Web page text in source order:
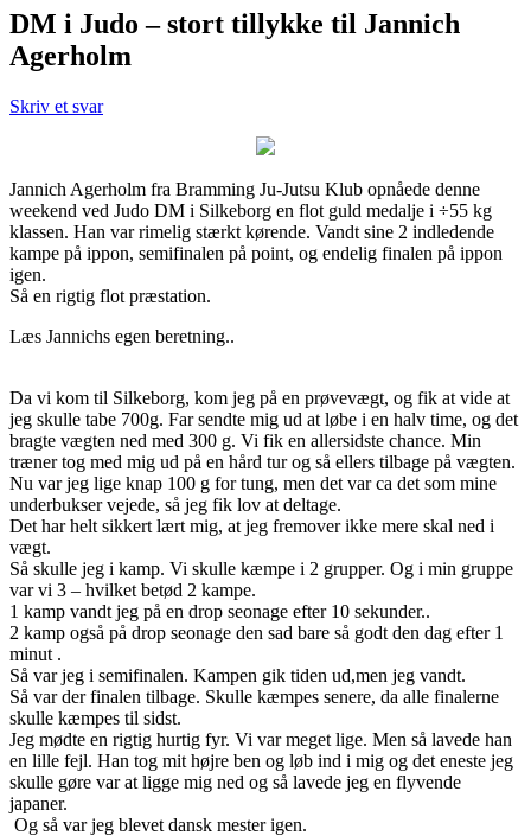
DM i Judo – stort tillykke til Jannich
Agerholm
Skriv et svar
Jannich Agerholm fra Bramming Ju-Jutsu Klub opnåede denne
weekend ved Judo DM i Silkeborg en flot guld medalje i ÷55 kg
klassen. Han var rimelig stærkt kørende. Vandt sine 2 indledende
kampe på ippon, semifinalen på point, og endelig finalen på ippon
igen.
Så en rigtig flot præstation.
Læs Jannichs egen beretning..
Da vi kom til Silkeborg, kom jeg på en prøvevægt, og fik at vide at
jeg skulle tabe 700g. Far sendte mig ud at løbe i en halv time, og det
bragte vægten ned med 300 g. Vi fik en allersidste chance. Min
træner tog med mig ud på en hård tur og så ellers tilbage på vægten.
Nu var jeg lige knap 100 g for tung, men det var ca det som mine
underbukser vejede, så jeg fik lov at deltage.
Det har helt sikkert lært mig, at jeg fremover ikke mere skal ned i
vægt.
Så skulle jeg i kamp. Vi skulle kæmpe i 2 grupper. Og i min gruppe
var vi 3 – hvilket betød 2 kampe.
1 kamp vandt jeg på en drop seonage efter 10 sekunder..
2 kamp også på drop seonage den sad bare så godt den dag efter 1
minut .
Så var jeg i semifinalen. Kampen gik tiden ud,men jeg vandt.
Så var der finalen tilbage. Skulle kæmpes senere, da alle finalerne
skulle kæmpes til sidst.
Jeg mødte en rigtig hurtig fyr. Vi var meget lige. Men så lavede han
en lille fejl. Han tog mit højre ben og løb ind i mig og det eneste jeg
skulle gøre var at ligge mig ned og så lavede jeg en flyvende
japaner.
Og så var jeg blevet dansk mester igen.